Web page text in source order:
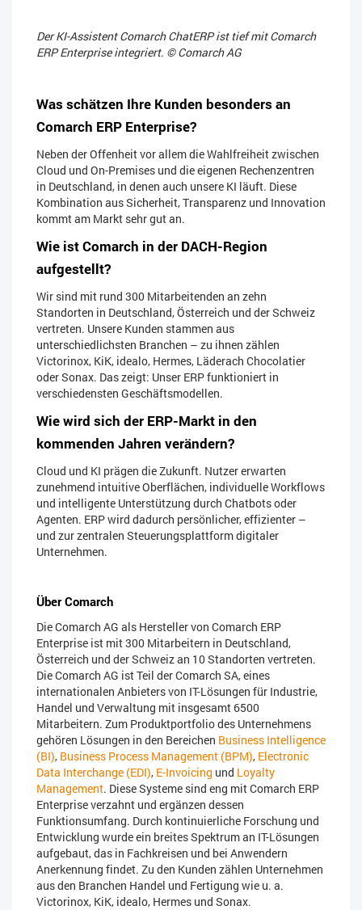
Der KI-Assistent Comarch ChatERP ist tief mit Comarch
ERP Enterprise integriert. © Comarch AG
Was schätzen Ihre Kunden besonders an
Comarch ERP Enterprise?
Neben der Offenheit vor allem die Wahlfreiheit zwischen
Cloud und On-Premises und die eigenen Rechenzentren
in Deutschland, in denen auch unsere KI läuft. Diese
Kombination aus Sicherheit, Transparenz und Innovation
kommt am Markt sehr gut an.
Wie ist Comarch in der DACH-Region
aufgestellt?
Wir sind mit rund 300 Mitarbeitenden an zehn
Standorten in Deutschland, Österreich und der Schweiz
vertreten. Unsere Kunden stammen aus
unterschiedlichsten Branchen – zu ihnen zählen
Victorinox, KiK, idealo, Hermes, Läderach Chocolatier
oder Sonax. Das zeigt: Unser ERP funktioniert in
verschiedensten Geschäftsmodellen.
Wie wird sich der ERP-Markt in den
kommenden Jahren verändern?
Cloud und KI prägen die Zukunft. Nutzer erwarten
zunehmend intuitive Oberflächen, individuelle Workflows
und intelligente Unterstützung durch Chatbots oder
Agenten. ERP wird dadurch persönlicher, effizienter –
und zur zentralen Steuerungsplattform digitaler
Unternehmen.
Über Comarch
Die Comarch AG als Hersteller von Comarch ERP
Enterprise ist mit 300 Mitarbeitern in Deutschland,
Österreich und der Schweiz an 10 Standorten vertreten.
Die Comarch AG ist Teil der Comarch SA, eines
internationalen Anbieters von IT-Lösungen für Industrie,
Handel und Verwaltung mit insgesamt 6500
Mitarbeitern. Zum Produktportfolio des Unternehmens
gehören Lösungen in den Bereichen Business Intelligence
(BI), Business Process Management (BPM), Electronic
Data Interchange (EDI), E-Invoicing und Loyalty
Management. Diese Systeme sind eng mit Comarch ERP
Enterprise verzahnt und ergänzen dessen
Funktionsumfang. Durch kontinuierliche Forschung und
Entwicklung wurde ein breites Spektrum an IT-Lösungen
aufgebaut, das in Fachkreisen und bei Anwendern
Anerkennung findet. Zu den Kunden zählen Unternehmen
aus den Branchen Handel und Fertigung wie u. a.
Victorinox, KiK, idealo, Hermes und Sonax.